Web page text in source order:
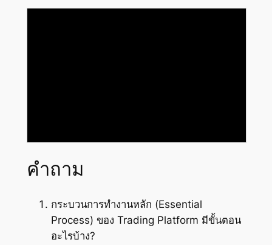
คำถาม
กระบวนการทำงานหลัก (Essential
Process) ของ Trading Platform มีขั้นตอน
อะไรบ้าง?